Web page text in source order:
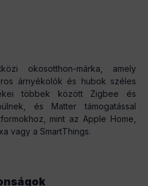
okosotthon-márka, amely
árnyékolók és hubok széles
többek között Zigbee és
és Matter támogatással
mint az Apple Home,
vagy a SmartThings.